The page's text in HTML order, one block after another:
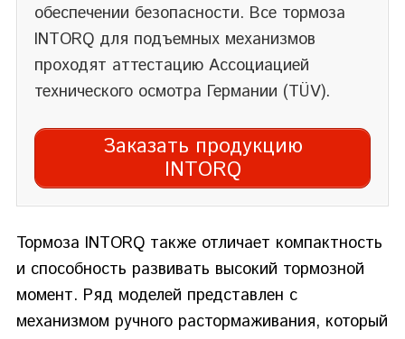
обеспечении безопасности. Все тормоза
INTORQ для подъемных механизмов
проходят аттестацию Ассоциацией
технического осмотра Германии (TÜV).
Заказать продукцию
INTORQ
Тормоза INTORQ также отличает компактность
и способность развивать высокий тормозной
момент. Ряд моделей представлен с
механизмом ручного растормаживания, который